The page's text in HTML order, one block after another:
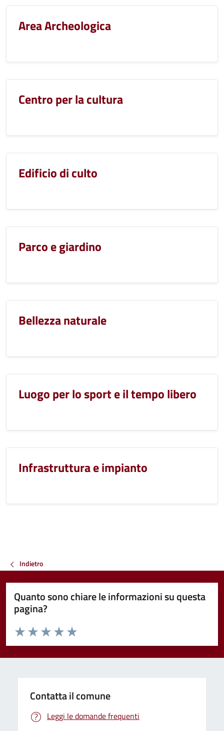
Area Archeologica
Centro per la cultura
Edificio di culto
Parco e giardino
Bellezza naturale
Luogo per lo sport e il tempo libero
Infrastruttura e impianto
Indietro
Quanto sono chiare le informazioni su questa
pagina?
Valuta da 1 a 5 stelle la pagina
Valuta 5 stelle su 5
Valuta 4 stelle su 5
Valuta 3 stelle su 5
Valuta 2 stelle su 5
Valuta 1 stelle su 5
Contatta il comune
Leggi le domande frequenti